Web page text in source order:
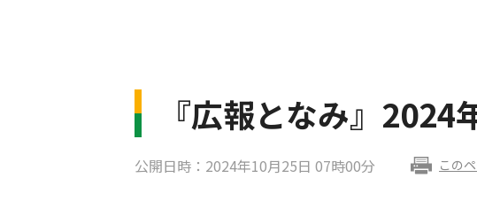
『広報となみ』2024
公開日時：2024年10月25日 07時00分 この